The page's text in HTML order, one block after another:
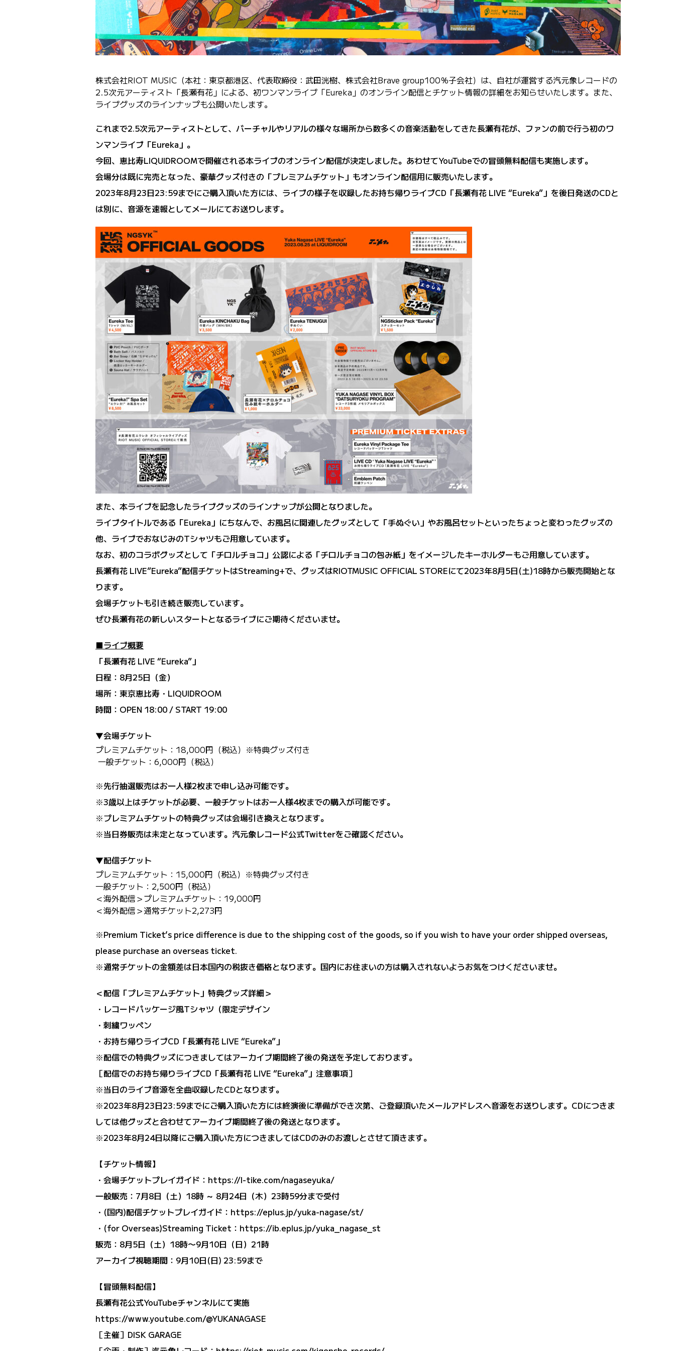
株式会社RIOT MUSIC（本社：東京都港区、代表取締役：武田洸樹、株式会社Brave group100％子会社）は、自社が運営する汽元象レコードの
2.5次元アーティスト「長瀬有花」による、初ワンマンライブ「Eureka」のオンライン配信とチケット情報の詳細をお知らせいたします。また、
ライブグッズのラインナップも公開いたします。
これまで2.5次元アーティストとして、バーチャルやリアルの様々な場所から数多くの音楽活動をしてきた長瀬有花が、ファンの前で行う初のワ
ンマンライブ「Eureka」。
今回、恵比寿LIQUIDROOMで開催される本ライブのオンライン配信が決定しました。あわせてYouTubeでの冒頭無料配信も実施します。
会場分は既に完売となった、豪華グッズ付きの「プレミアムチケット」もオンライン配信用に販売いたします。
2023年8月23日23:59までにご購入頂いた方には、ライブの様子を収録したお持ち帰りライブCD「長瀬有花 LIVE “Eureka”」を後日発送のCDと
は別に、音源を速報としてメールにてお送りします。
また、本ライブを記念したライブグッズのラインナップが公開となりました。
ライブタイトルである「Eureka」にちなんで、お風呂に関連したグッズとして「手ぬぐい」やお風呂セットといったちょっと変わったグッズの
他、ライブでおなじみのTシャツもご用意しています。
なお、初のコラボグッズとして「チロルチョコ」公認による「チロルチョコの包み紙」をイメージしたキーホルダーもご用意しています。
長瀬有花 LIVE”Eureka”配信チケットはStreaming+で、グッズはRIOTMUSIC OFFICIAL STOREにて2023年8月5日(土)18時から販売開始とな
ります。
会場チケットも引き続き販売しています。
ぜひ長瀬有花の新しいスタートとなるライブにご期待くださいませ。
■ライブ概要
「長瀬有花 LIVE “Eureka”」
日程：8月25日（金）
場所：東京恵比寿・LIQUIDROOM
時間：OPEN 18:00 / START 19:00
▼会場チケット
プレミアムチケット：18,000円（税込）※特典グッズ付き
一般チケット：6,000円（税込）
※先行抽選販売はお一人様2枚まで申し込み可能です。
※3歳以上はチケットが必要、一般チケットはお一人様4枚までの購入が可能です。
※プレミアムチケットの特典グッズは会場引き換えとなります。
※当日券販売は未定となっています。汽元象レコード公式Twitterをご確認ください。
▼配信チケット
プレミアムチケット：15,000円（税込）※特典グッズ付き
一般チケット：2,500円（税込）
＜海外配信＞プレミアムチケット：19,000円
＜海外配信＞通常チケット2,273円
※Premium Ticket’s price difference is due to the shipping cost of the goods, so if you wish to have your order shipped overseas,
please purchase an overseas ticket.
※通常チケットの金額差は日本国内の税抜き価格となります。国内にお住まいの方は購入されないようお気をつけくださいませ。
＜配信「プレミアムチケット」特典グッズ詳細＞
・レコードパッケージ風Tシャツ（限定デザイン
・刺繍ワッペン
・お持ち帰りライブCD「長瀬有花 LIVE “Eureka”」
※配信での特典グッズにつきましてはアーカイブ期間終了後の発送を予定しております。
［配信でのお持ち帰りライブCD「長瀬有花 LIVE “Eureka”」注意事項］
※当日のライブ音源を全曲収録したCDとなります。
※2023年8月23日23:59までにご購入頂いた方には終演後に準備ができ次第、ご登録頂いたメールアドレスへ音源をお送りします。CDにつきま
しては他グッズと合わせてアーカイブ期間終了後の発送となります。
※2023年8月24日以降にご購入頂いた方につきましてはCDのみのお渡しとさせて頂きます。
【チケット情報】
・会場チケットプレイガイド： https://l-tike.com/nagaseyuka/
一般販売：7月8日（土）18時 ～ 8月24日（木）23時59分まで受付
・(国内)配信チケットプレイガイド： https://eplus.jp/yuka-nagase/st/
・(for Overseas)Streaming Ticket： https://ib.eplus.jp/yuka_nagase_st
販売：8月5日（土）18時〜9月10日（日）21時
アーカイブ視聴期間：9月10日(日) 23:59まで
【冒頭無料配信】
長瀬有花公式YouTubeチャンネルにて実施
https://www.youtube.com/@YUKANAGASE
［主催］DISK GARAGE